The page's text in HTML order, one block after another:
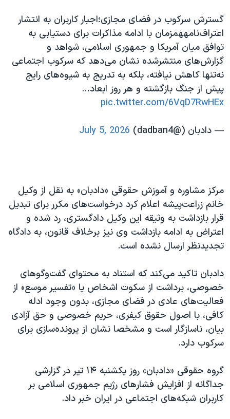
گسترش سرکوب در فضای مجازی؛اجبار کاربران به انتشار
اعتراف‌نامههمزمان با ادامه مذاکرات برای دستیابی به
توافق میان آمریکا و جمهوری اسلامی، شواهد و
گزارش‌های منتشرشده نشان می‌دهد که سرکوب اجتماعی
نه‌تنها کاهش نیافته، بلکه به تدریج به شیوه‌های رایج
پیش از جنگ بازگشته و هر روز ابعاد…
pic.twitter.com/6VqD7RwHEx
— دادبان (@dadban4)
July 5, 2026
مرکز مشاوره و آموزش حقوقی «دادبان» به نقل از وکیل
خانم زراعت‌پیشه اعلام کرد درخواست‌های مکرر برای تبدیل
قرار بازداشت به وثیقه این وکیل دادگستری، رد شده و
اعتراض به ادامه بازداشت وی نیز برخلاف قانون، به دادگاه
تجدیدنظر ارسال نشده است.
دادبان تاکید می‌کند که استناد به محتوای گفت‌وگوهای
خصوصی، برداشت از سکوت اشخاص یا «تفسیر موسع» از
فعالیت‌های عادی در فضای مجازی، بدون وجود ادله
کافی، با اصول حقوق کیفری، حریم خصوصی و حق آزادی
بیان، ناسازگار است و مشخصا نشان از پرونده‌سازی برای
سرکوب دارد.
گروه حقوقی «دادبان» روز یکشنبه ۱۴ تیر در گزارشی
جداگانه از افزایش فشارهای رژیم جمهوری اسلامی بر
کاربران شبکه‌های اجتماعی در ایران خبر داد.